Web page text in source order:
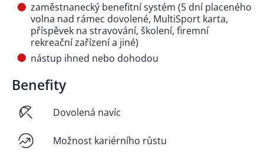
zaměstnanecký benefitní systém (5 dní placeného
volna nad rámec dovolené, MultiSport karta,
příspěvek na stravování, školení, firemní
rekreační zařízení a jiné)
nástup ihned nebo dohodou
Benefity
Dovolená navíc
Možnost kariérního růstu